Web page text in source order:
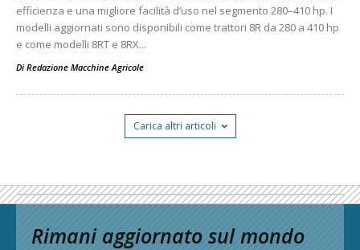
efficienza e una migliore facilità d’uso nel segmento 280–410 hp. I
modelli aggiornati sono disponibili come trattori 8R da 280 a 410 hp
e come modelli 8RT e 8RX...
Di Redazione Macchine Agricole
Carica altri articoli
Rimani aggiornato sul mondo